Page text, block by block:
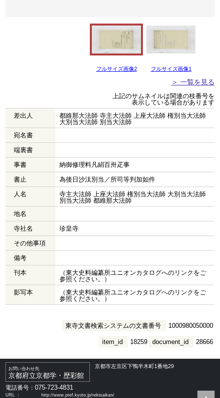
フルサイズ画像2 フルサイズ画像1
＞ 一覧を見る
上記のサムネイルは関連の枝番号を
表示している場合があります
差出人
都維那大法師 寺主大法師 上座大法師 権別当大法師
大別当大法師 別当大法師
宛名書
端裏書
事書
納御修理料凡絹百卅疋事
書止
為後日沙汰別当／所司等判加如件
人名
寺主大法師 上座大法師 権別当大法師 大別当大法師
別当大法師 都維那大法師
地名
寺社名
珍皇寺
その他事項
備考
刊本
（東大史料編纂所ユニオンカタログへのリンクをご
参照ください。）
影写本
（東大史料編纂所ユニオンカタログへのリンクをご
参照ください。）
東寺文書検索システムの文書番号 1000980050000
document_id 28666
item_id 18259
お問い合わせ先
京都府立京都学・歴彩館
京都市左京区下鴨半木町1番地29
電話番号：075-723-4831
URL ： http://www.pref.kyoto.jp/rekisaikan/